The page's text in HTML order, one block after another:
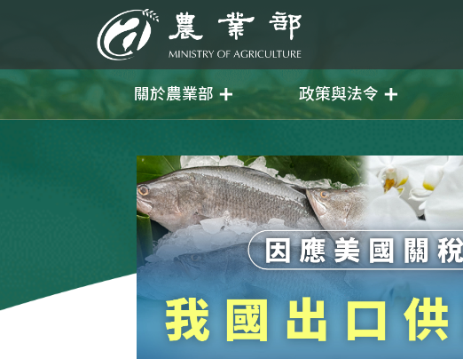
農業部
關於農業部 政策與法令